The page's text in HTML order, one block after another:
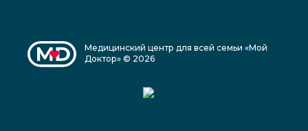
Медицинский центр для всей семьи «Мой
Доктор» © 2026